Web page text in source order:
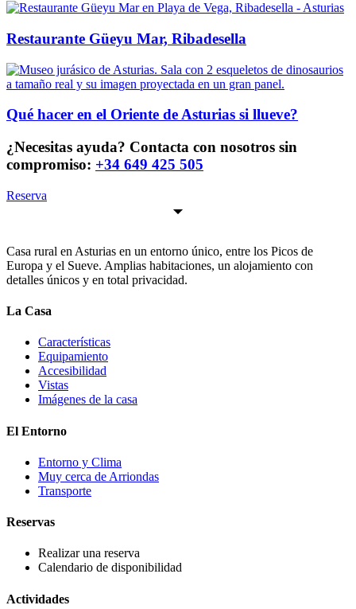
Restaurante Güeyu Mar, Ribadesella
Qué hacer en el Oriente de Asturias si llueve?
¿Necesitas ayuda? Contacta con nosotros sin
compromiso: +34 649 425 505
Reserva
Casa rural en Asturias en un entorno único, entre los Picos de
Europa y el Sueve. Amplias habitaciones, un alojamiento con
detalles únicos y en total privacidad.
La Casa
Características
Equipamiento
Accesibilidad
Vistas
Imágenes de la casa
El Entorno
Entorno y Clima
Muy cerca de Arriondas
Transporte
Reservas
Realizar una reserva
Calendario de disponibilidad
Actividades